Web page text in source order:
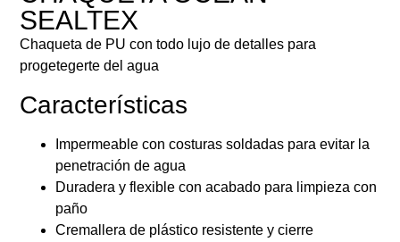
SEALTEX
Chaqueta de PU con todo lujo de detalles para
progetegerte del agua
Características
Impermeable con costuras soldadas para evitar la
penetración de agua
Duradera y flexible con acabado para limpieza con
paño
Cremallera de plástico resistente y cierre